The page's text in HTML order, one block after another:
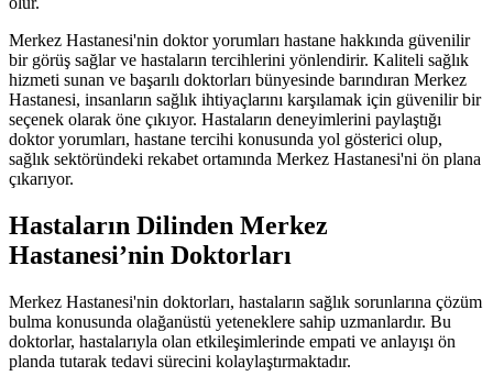
Merkez Hastanesi'nin doktor yorumları hastane hakkında güvenilir
bir görüş sağlar ve hastaların tercihlerini yönlendirir. Kaliteli sağlık
hizmeti sunan ve başarılı doktorları bünyesinde barındıran Merkez
Hastanesi, insanların sağlık ihtiyaçlarını karşılamak için güvenilir bir
seçenek olarak öne çıkıyor. Hastaların deneyimlerini paylaştığı
doktor yorumları, hastane tercihi konusunda yol gösterici olup,
sağlık sektöründeki rekabet ortamında Merkez Hastanesi'ni ön plana
çıkarıyor.
Hastaların Dilinden Merkez
Hastanesi’nin Doktorları
Merkez Hastanesi'nin doktorları, hastaların sağlık sorunlarına çözüm
bulma konusunda olağanüstü yeteneklere sahip uzmanlardır. Bu
doktorlar, hastalarıyla olan etkileşimlerinde empati ve anlayışı ön
planda tutarak tedavi sürecini kolaylaştırmaktadır.